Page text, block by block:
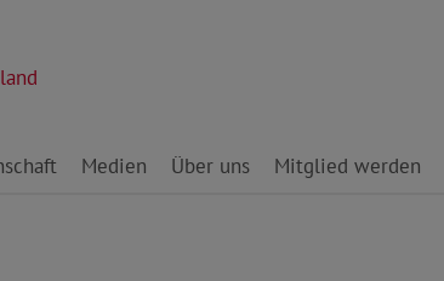
Medien Über uns Mitglied werden